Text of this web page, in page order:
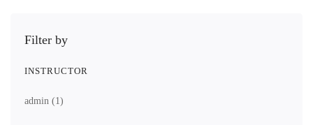
Filter by
INSTRUCTOR
admin (1)